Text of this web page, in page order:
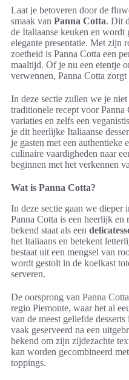
Laat je betoveren door de
smaak van Panna Cotta. Dit
de Italiaanse keuken en
elegante presentatie. Met zijn
zoetheid is Panna Cotta een
maaltijd. Of je nu een etentje
verwennen, Panna Cotta
In deze sectie zullen we je
traditionele recept voor
variaties en zelfs een
je dit heerlijke Italiaanse
je gasten met een authentieke
culinaire vaardigheden naar
beginnen met het verkennen
Wat is Panna Cotta?
In deze sectie gaan we dieper
Panna Cotta is een heerlijk en
bekend staat als een
het Italiaans en betekent
bestaat uit een mengsel van
wordt gestolt in de koelkast
serveren.
De oorsprong van Panna
regio Piemonte, waar het al
van de meest geliefde
vaak geserveerd na een
bekend om zijn zijdezachte
kan worden gecombineerd
toppings.